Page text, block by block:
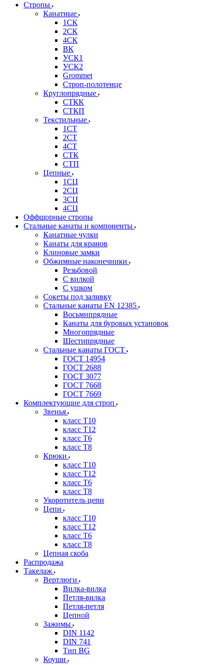
Стропы
Канатные
1СК
2СК
4СК
ВК
УСК1
УСК2
Grommet
Строп-полотенце
Круглопрядные
СТКК
СТКП
Текстильные
1СТ
2СТ
4СТ
СТК
СТП
Цепные
1СЦ
2СЦ
3СЦ
4СЦ
Оффшорные стропы
Стальные канаты и компоненты
Канатные чулки
Канаты для кранов
Клиновые замки
Обжимные наконечники
Резьбовой
С вилкой
С ушком
Сокеты под заливку
Стальные канаты EN 12385
Восьмипрядные
Канаты для буровых установок
Многопрядные
Шестипрядные
Стальные канаты ГОСТ
ГОСТ 14954
ГОСТ 2688
ГОСТ 3077
ГОСТ 7668
ГОСТ 7669
Комплектующие для строп
Звенья
класс Т10
класс Т12
класс Т6
класс Т8
Крюки
класс Т10
класс Т12
класс Т6
класс Т8
Укоротитель цепи
Цепи
класс Т10
класс Т12
класс Т6
класс Т8
Цепная скоба
Распродажа
Такелаж
Вертлюги
Вилка-вилка
Петля-вилка
Петля-петля
Цепной
Зажимы
DIN 1142
DIN 741
Тип BG
Коуши